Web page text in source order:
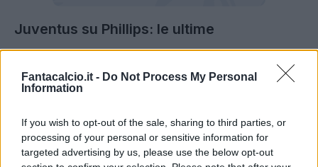
Fantacalcio.it - Do Not Process My Personal
Information
If you wish to opt-out of the sale, sharing to third parties, or
processing of your personal or sensitive information for
targeted advertising by us, please use the below opt-out
Juventus su Phillips: le ultime
Dovrebbe essere quindi Kalvin Phillips il
rinforzo della Juventus in vista della seconda
classe '95 è ai margini del progetto del
Manchester City e non a caso in questa
stagione ha visto davvero poco il campo tra